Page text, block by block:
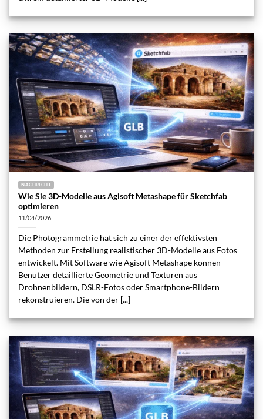
NACHRICHT
Wie Sie 3D-Modelle aus Agisoft Metashape für Sketchfab
optimieren
11/04/2026
Die Photogrammetrie hat sich zu einer der effektivsten
Methoden zur Erstellung realistischer 3D-Modelle aus Fotos
entwickelt. Mit Software wie Agisoft Metashape können
Benutzer detaillierte Geometrie und Texturen aus
Drohnenbildern, DSLR-Fotos oder Smartphone-Bildern
rekonstruieren. Die von der [...]